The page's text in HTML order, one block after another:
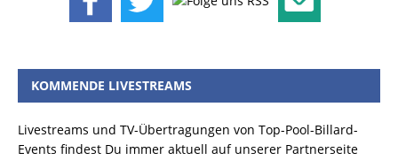
KOMMENDE LIVESTREAMS
Livestreams und TV-Übertragungen von Top-Pool-Billard-
Events findest Du immer aktuell auf unserer Partnerseite